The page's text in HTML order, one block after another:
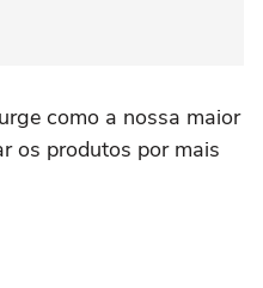
como a nossa maior
os produtos por mais